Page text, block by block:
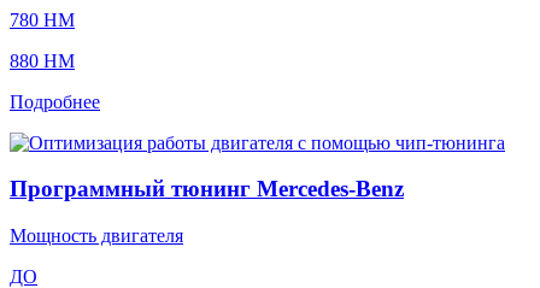
780 HM
880 HM
Подробнее
Программный тюнинг Mercedes-Benz
Мощность двигателя
ДО